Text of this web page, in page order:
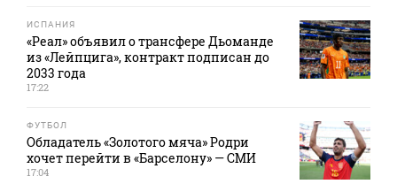
ИСПАНИЯ
«Реал» объявил о трансфере Дьоманде
из «Лейпцига», контракт подписан до
2033 года
17:22
ФУТБОЛ
Обладатель «Золотого мяча» Родри
хочет перейти в «Барселону» — СМИ
17:04